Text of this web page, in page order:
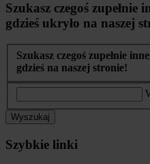
Szukasz czegoś zupełnie
gdzieś ukryło na naszej
Szukasz czegoś zupełnie
gdzieś na naszej stronie!
Wyszukaj
Szybkie linki